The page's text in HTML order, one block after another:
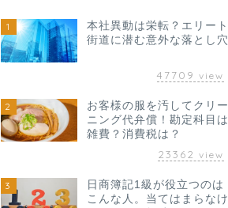
1
本社異動は栄転？エリート
街道に潜む意外な落とし穴
47709 view
2
お客様の服を汚してクリー
ニング代弁償！勘定科目は
雑費？消費税は？
23362 view
3
日商簿記1級が役立つのは
こんな人。当てはまらなけ